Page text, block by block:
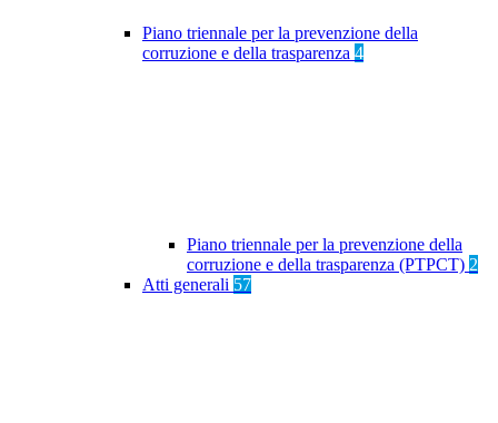
Piano triennale per la prevenzione della
corruzione e della trasparenza 4
Piano triennale per la prevenzione della
corruzione e della trasparenza (PTPCT) 2
Atti generali 57